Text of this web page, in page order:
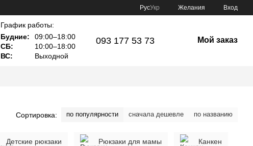
РусУкр Желания Вход
График работы:
Будние:
09:00–18:00
СБ:
10:00–18:00
ВС:
Выходной
093 177 53 73 Мой заказ
Сортировка: по популярности сначала дешевле по названию
Детские рюкзаки Рюкзаки для мамы Канкен